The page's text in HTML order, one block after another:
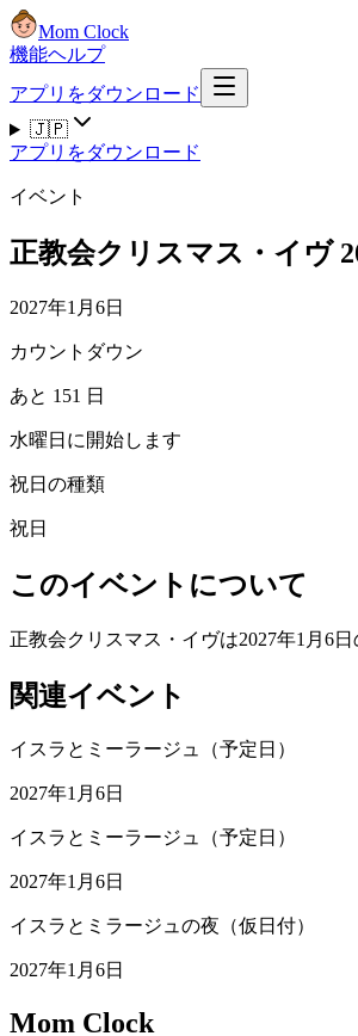
Mom Clock
機能ヘルプ
アプリをダウンロード
🇯🇵
アプリをダウンロード
イベント
正教会クリスマス・イヴ
2027年1月6日
カウントダウン
あと 151 日
水曜日に開始します
祝日の種類
祝日
このイベントについて
正教会クリスマス・イヴは2027年1月6日
関連イベント
イスラとミーラージュ（予定日）
2027年1月6日
イスラとミーラージュ（予定日）
2027年1月6日
イスラとミラージュの夜（仮日付）
2027年1月6日
Mom Clock